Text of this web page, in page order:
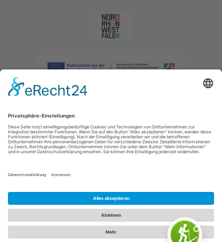
Impressum|Datenschutzerklärung|Barrierefreiheitserklärung
E: info@sauerland.com
Cookie-Einstellungen